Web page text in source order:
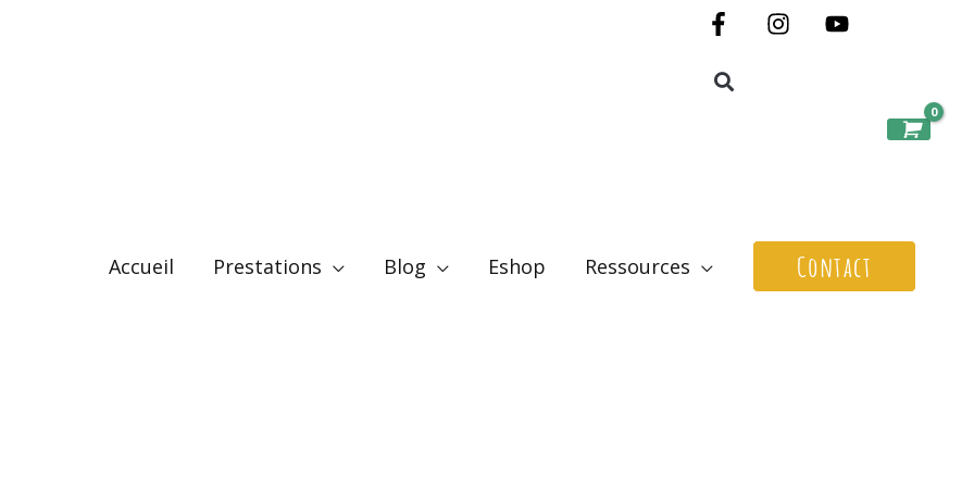
Accueil Prestations Blog Eshop Ressources Contact